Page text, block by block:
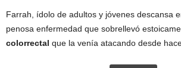
Farrah, ídolo de adultos y jóvenes descansa
penosa enfermedad que sobrellevó
colorrectal que la venía atacando desde